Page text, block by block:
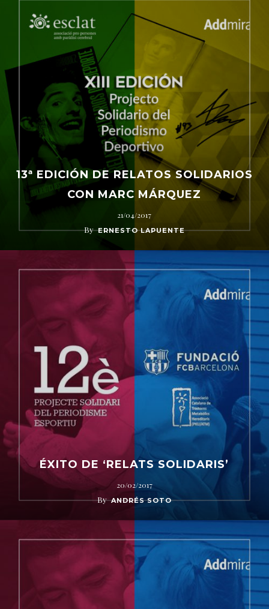
13ª EDICIÓN DE RELATOS SOLIDARIOS
CON MARC MÁRQUEZ
21/04/2017
By ERNESTO LAPUENTE
ÉXITO DE ‘RELATS SOLIDARIS’
20/02/2017
By ANDRÉS SOTO